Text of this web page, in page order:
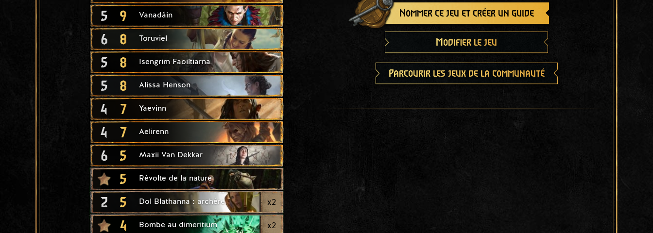
5 9 Vanadáin
6 8 Toruviel
5 8 Isengrim Faoiltiarna
5 8 Alissa Henson
4 7 Yaevinn
4 7 Aelirenn
6 5 Maxii Van Dekkar
5 Révolte de la nature
2 5 Dol Blathanna : archère x2
4 Bombe au dimeritium x2
Nommer ce jeu et créer un guide
Modifier le jeu
Parcourir les jeux de la communauté